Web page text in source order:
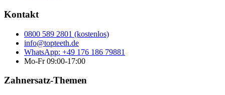
Kontakt
0800 589 2801 (kostenlos)
info@topteeth.de
WhatsApp: +49 176 186 79881
Mo-Fr 09:00-17:00
Zahnersatz-Themen